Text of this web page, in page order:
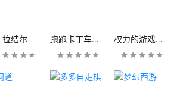
拉结尔 跑跑卡丁车官方竞速版 权力的游戏：凛冬将至